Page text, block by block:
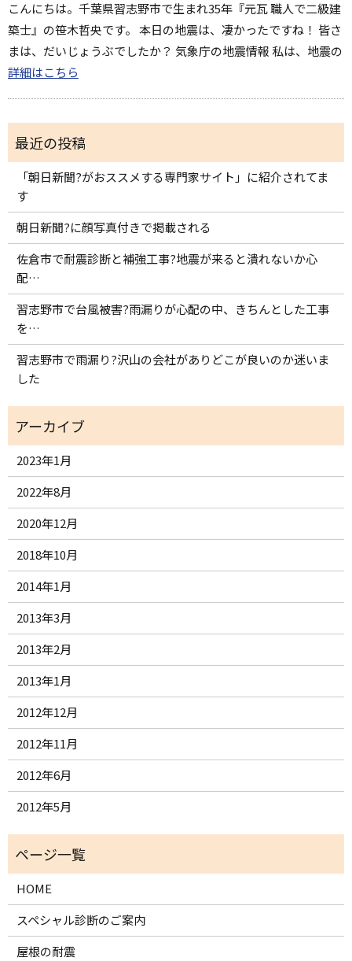
こんにちは。千葉県習志野市で生まれ35年『元瓦 職人で二級建
築士』の笹木哲央です。 本日の地震は、凄かったですね！ 皆さ
まは、だいじょうぶでしたか？ 気象庁の地震情報 私は、地震の
詳細はこちら
「朝日新聞?がおススメする専門家サイト」に紹介されてま
す
朝日新聞?に顔写真付きで掲載される
佐倉市で耐震診断と補強工事?地震が来ると潰れないか心
配…
習志野市で台風被害?雨漏りが心配の中、きちんとした工事
を…
習志野市で雨漏り?沢山の会社がありどこが良いのか迷いま
した
2023年1月
2022年8月
2020年12月
2018年10月
2014年1月
2013年3月
2013年2月
2013年1月
2012年12月
2012年11月
2012年6月
2012年5月
HOME
スペシャル診断のご案内
屋根の耐震